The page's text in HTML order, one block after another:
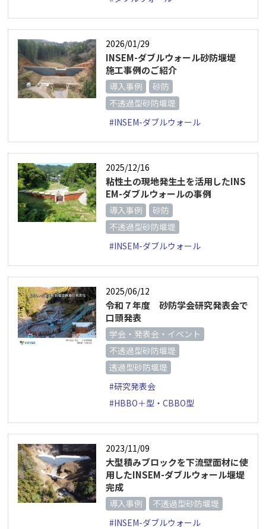
2026/01/29
INSEM-ダブルウォール砂防堰堤
施工事例のご紹介
導入事例
砂防
不透過型砂防堰堤
#INSEM-ダブルウォール
2025/12/16
粘性土の現地発生土を活用したINS
EM-ダブルウォールの事例
導入事例
砂防
不透過型砂防堰堤
#INSEM-ダブルウォール
2025/06/12
令和７年度 砂防学会研究発表会で
口頭発表
学会・発表会・イベント
不透過型砂防堰堤
透過型砂防堰堤
#研究発表会
#HBBO＋型・CBBO型
2023/11/09
大型積みブロックを下流壁面材に使
用したINSEM-ダブルウォール堰堤
完成
導入事例
不透過型砂防堰堤
#INSEM-ダブルウォール